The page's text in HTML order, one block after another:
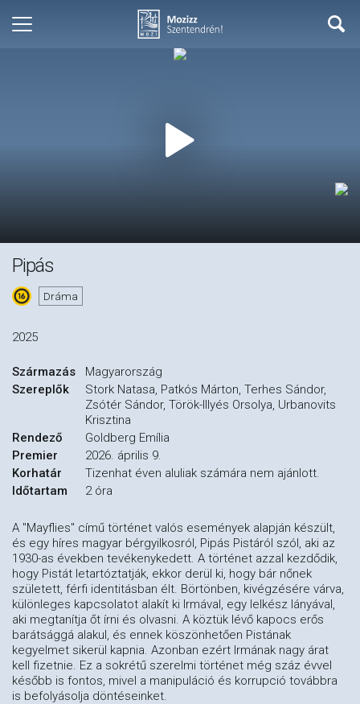
Pipás
Dráma
2025
Származás
Magyarország
Szereplők
Stork Natasa, Patkós Márton, Terhes Sándor,
Zsótér Sándor, Török-Illyés Orsolya, Urbanovits
Krisztina
Rendező
Goldberg Emília
Premier
2026. április 9.
Korhatár
Tizenhat éven aluliak számára nem ajánlott.
Időtartam
2 óra
A "Mayflies" című történet valós események alapján készült,
és egy híres magyar bérgyilkosról, Pipás Pistáról szól, aki az
1930-as években tevékenykedett. A történet azzal kezdődik,
hogy Pistát letartóztatják, ekkor derül ki, hogy bár nőnek
született, férfi identitásban élt. Börtönben, kivégzésére várva,
különleges kapcsolatot alakít ki Irmával, egy lelkész lányával,
aki megtanítja őt írni és olvasni. A köztük lévő kapocs erős
barátsággá alakul, és ennek köszönhetően Pistának
kegyelmet sikerül kapnia. Azonban ezért Irmának nagy árat
kell fizetnie. Ez a sokrétű szerelmi történet még száz évvel
később is fontos, mivel a manipuláció és korrupció továbbra
is befolyásolja döntéseinket.